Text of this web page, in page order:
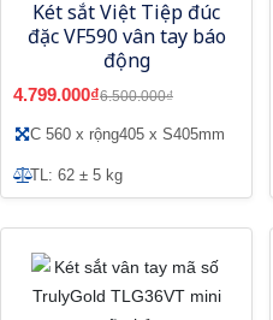
Két sắt Việt Tiệp đúc
đặc VF590 vân tay báo
động
4.799.000₫6.500.000₫
C 560 x rộng405 x S405mm
TL: 62 ± 5 kg